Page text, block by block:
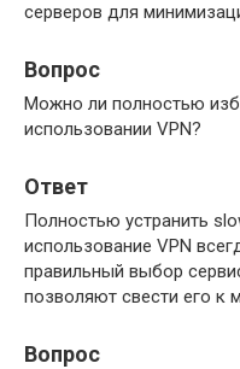
серверов для
Вопрос
Можно ли полностью
использовании VPN?
Ответ
Полностью устранить
использование VPN
правильный выбор
позволяют свести его к
Вопрос